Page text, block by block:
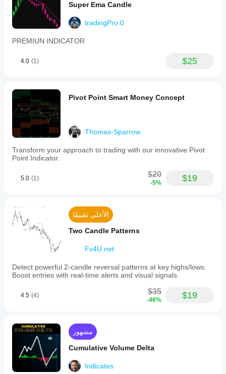
Super Ema Candle
tradingPro.0
PREMIUN INDICATOR
4.0 (1) $25
Pivot Point Smart Money Concept
Thomas-Sparrow
Transform your approach to trading with our innovative Pivot
Point Indicator.
5.0 (1) $20
-5% $19
الأعلى تقييمًا
Two Candle Patterns
Fx4U.net
Detect powerful 2-candle reversal patterns at key highs/lows.
Boost entries with real-time alerts and visual signals.
4.5 (4) $35
-46% $19
مشهور
Cumulative Volume Delta
Indicates